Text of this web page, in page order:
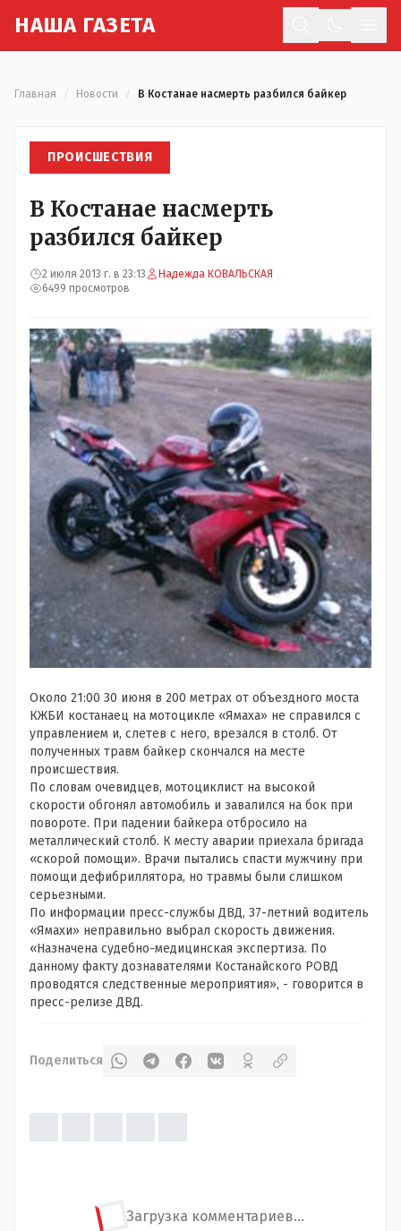
НАША ГАЗЕТА
Главная Новости В Костанае насмерть разбился байкер
ПРОИСШЕСТВИЯ
В Костанае насмерть
разбился байкер
2 июля 2013 г. в 23:13
Надежда КОВАЛЬСКАЯ
6499 просмотров
Около 21:00 30 июня в 200 метрах от объездного моста
КЖБИ костанаец на мотоцикле «Ямаха» не справился с
управлением и, слетев с него, врезался в столб. От
полученных травм байкер скончался на месте
происшествия.
По словам очевидцев, мотоциклист на высокой
скорости обгонял автомобиль и завалился на бок при
повороте. При падении байкера отбросило на
металлический столб. К месту аварии приехала бригада
«скорой помощи». Врачи пытались спасти мужчину при
помощи дефибриллятора, но травмы были слишком
серьезными.
По информации пресс-службы ДВД, 37-летний водитель
«Ямахи» неправильно выбрал скорость движения.
«Назначена судебно-медицинская экспертиза. По
данному факту дознавателями Костанайского РОВД
проводятся следственные мероприятия», - говорится в
пресс-релизе ДВД.
Поделиться
Загрузка комментариев...